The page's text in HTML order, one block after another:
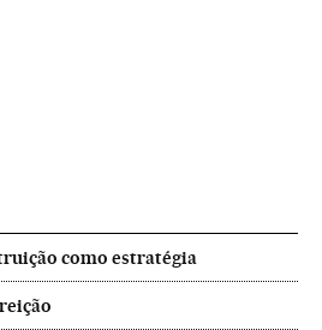
como estratégia